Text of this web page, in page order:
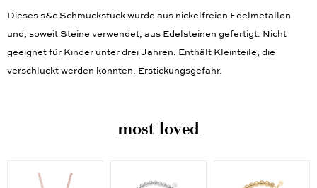
Dieses s&c Schmuckstück wurde aus nickelfreien Edelmetallen
und, soweit Steine verwendet, aus Edelsteinen gefertigt. Nicht
geeignet für Kinder unter drei Jahren. Enthält Kleinteile, die
verschluckt werden könnten. Erstickungsgefahr.
most loved